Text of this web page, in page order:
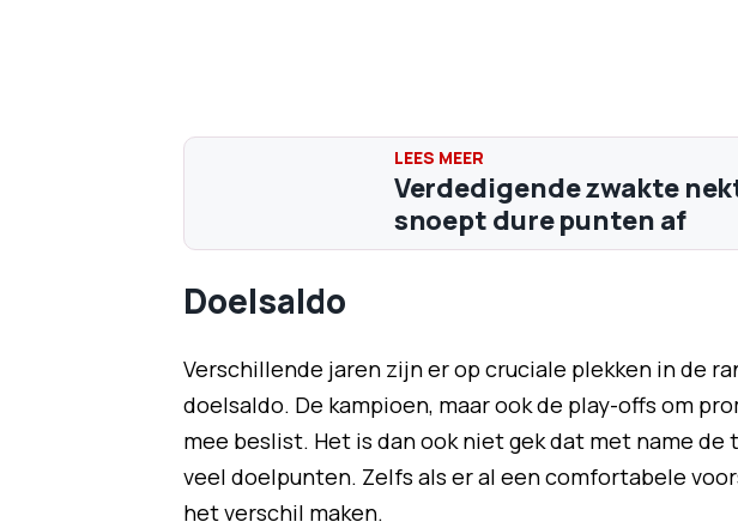
Verdedigende zwakte
snoept dure punten af
Doelsaldo
Verschillende jaren zijn er op cruciale plekken in de
doelsaldo. De kampioen, maar ook de play-offs om
mee beslist. Het is dan ook niet gek dat met name
veel doelpunten. Zelfs als er al een comfortabele
het verschil maken.